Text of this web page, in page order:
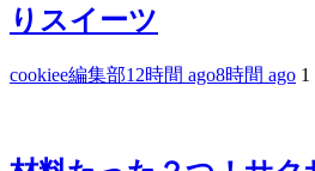
りスイーツ
cookiee編集部12時間 ago8時間 ago 1